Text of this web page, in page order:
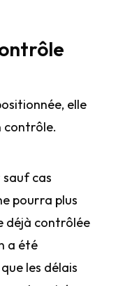
elle
contrôle.
cas
pourra plus
déjà contrôlée
a été
les délais